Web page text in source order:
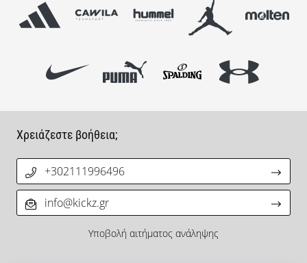
Χρειάζεστε βοήθεια;
+302111996496
info@kickz.gr
Υποβολή αιτήματος ανάληψης